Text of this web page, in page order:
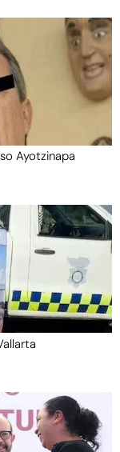
Ayotzinapa